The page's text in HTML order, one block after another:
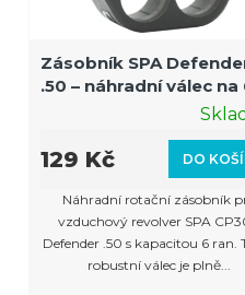
Zásobník SPA
.50 – náhradní válec na
DO
129 Kč
Náhradní rotační zásobník
vzduchový revolver SPA
Defender .50 s kapacitou 6 ran.
robustní válec je plně...